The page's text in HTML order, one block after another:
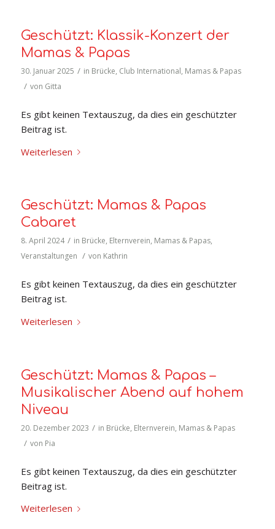
Geschützt: Klassik-Konzert der
Mamas & Papas
30. Januar 2025 / in Brücke, Club International, Mamas & Papas
/ von Gitta
Es gibt keinen Textauszug, da dies ein geschützter
Beitrag ist.
Weiterlesen
Geschützt: Mamas & Papas
Cabaret
8. April 2024 / in Brücke, Elternverein, Mamas & Papas,
Veranstaltungen / von Kathrin
Es gibt keinen Textauszug, da dies ein geschützter
Beitrag ist.
Weiterlesen
Geschützt: Mamas & Papas –
Musikalischer Abend auf hohem
Niveau
20. Dezember 2023 / in Brücke, Elternverein, Mamas & Papas
/ von Pia
Es gibt keinen Textauszug, da dies ein geschützter
Beitrag ist.
Weiterlesen